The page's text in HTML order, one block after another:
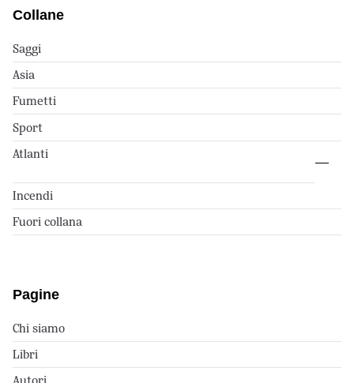
Collane
Saggi
Asia
Fumetti
Sport
Atlanti
Incendi
Fuori collana
Pagine
Chi siamo
Libri